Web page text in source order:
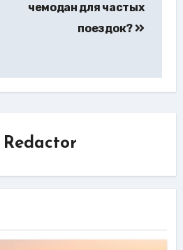
чемодан для частых
поездок?
Redactor